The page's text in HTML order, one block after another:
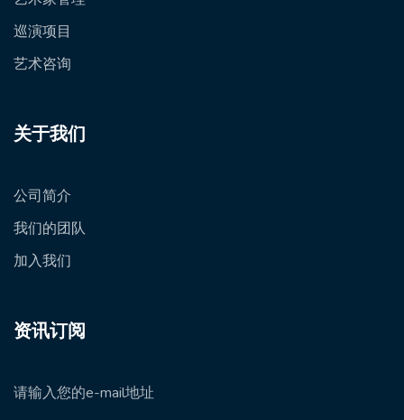
巡演项目
艺术咨询
关于我们
公司简介
我们的团队
加入我们
资讯订阅
请输入您的e-mail地址